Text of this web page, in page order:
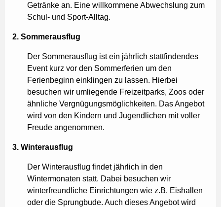
Getränke an. Eine willkommene Abwechslung zum
Schul- und Sport-Alltag.
2. Sommerausflug
Der Sommerausflug ist ein jährlich stattfindendes
Event kurz vor den Sommerferien um den
Ferienbeginn einklingen zu lassen. Hierbei
besuchen wir umliegende Freizeitparks, Zoos oder
ähnliche Vergnügungsmöglichkeiten. Das Angebot
wird von den Kindern und Jugendlichen mit voller
Freude angenommen.
3. Winterausflug
Der Winterausflug findet jährlich in den
Wintermonaten statt. Dabei besuchen wir
winterfreundliche Einrichtungen wie z.B. Eishallen
oder die Sprungbude. Auch dieses Angebot wird